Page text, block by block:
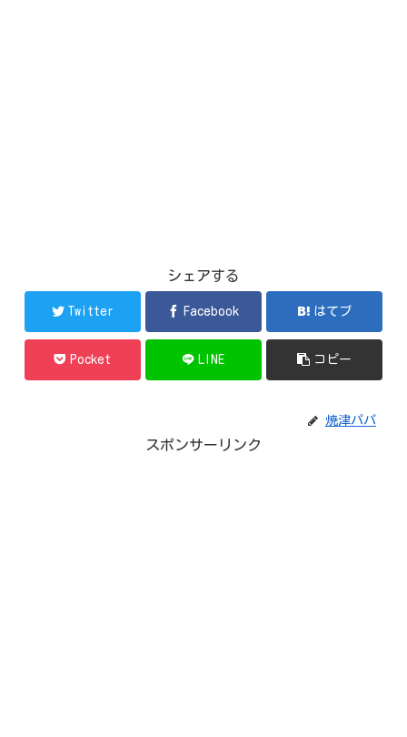
シェアする
Twitter Facebook はてブ
Pocket LINE コピー
焼津パパ
スポンサーリンク